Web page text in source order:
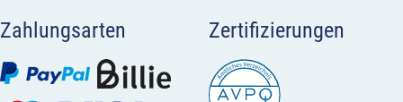
Zahlungsarten Zertifizierungen